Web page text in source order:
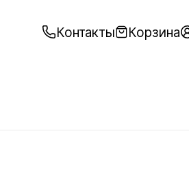
Контакты Корзина